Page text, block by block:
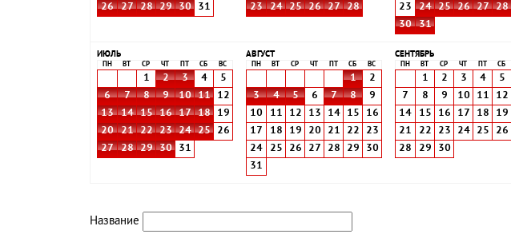
26
27 28 29 30 31
23
24 25 26 27 28
23
24 25 26 27 28
30
31
ИЮЛЬ
ПН ВТ СР ЧТ СБ ВС
1 2 3 4
5
6
7 8 9 10 11
12
13
14 15 16 17 18
19
20
21 22 23 24 25
26
27
28 29 30 31
АВГУСТ
ПН ВТ СР ЧТ СБ ВС
1
2
3
4 5 6 7 8
9
10
11 12 13 14 15
16
17
18 19 20 21 22
23
24
25 26 27 28 29
30
31
СЕНТЯБРЬ
ПН ВТ СР ЧТ СБ
1 2 3 4 5
7
8 9 10 11 12
14
15 16 17 18 19
21
22 23 24 25 26
28
29 30
Название